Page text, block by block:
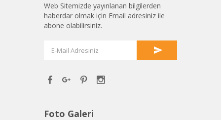
Web Sitemizde yayınlanan bilgilerden
haberdar olmak için Email adresiniz ile
abone olabilirsiniz.
Foto Galeri